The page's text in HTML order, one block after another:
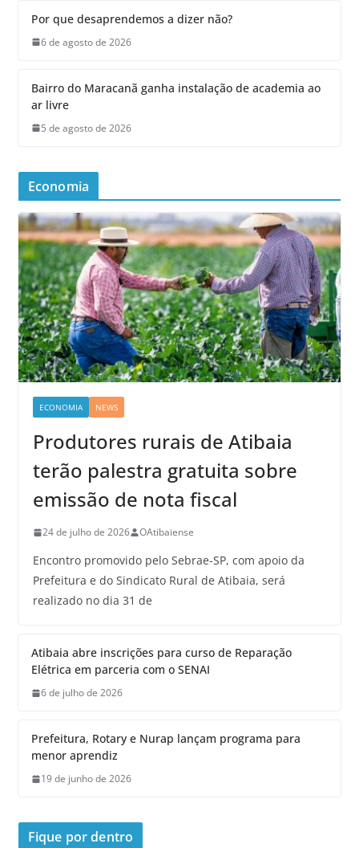
Por que desaprendemos a dizer não?
6 de agosto de 2026
Bairro do Maracanã ganha instalação de academia ao
ar livre
5 de agosto de 2026
Economia
ECONOMIA NEWS
Produtores rurais de Atibaia
terão palestra gratuita sobre
emissão de nota fiscal
24 de julho de 2026 OAtibaiense
Encontro promovido pelo Sebrae-SP, com apoio da
Prefeitura e do Sindicato Rural de Atibaia, será
realizado no dia 31 de
Atibaia abre inscrições para curso de Reparação
Elétrica em parceria com o SENAI
6 de julho de 2026
Prefeitura, Rotary e Nurap lançam programa para
menor aprendiz
19 de junho de 2026
Fique por dentro